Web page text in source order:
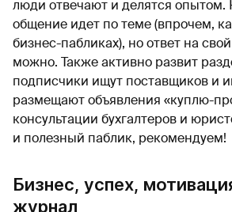
люди отвечают и делятся опытом.
общение идет по теме (впрочем,
бизнес-пабликах), но ответ на
можно. Также активно развит
подписчики ищут поставщиков и
размещают объявления «куплю-
консультации бухгалтеров и
и полезный паблик, рекомендуем!
Бизнес, успех,
журнал